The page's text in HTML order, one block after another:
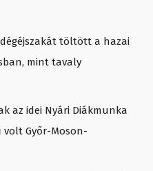
töltött a hazai
mint tavaly
az idei Nyári Diákmunka
volt Győr-Moson-